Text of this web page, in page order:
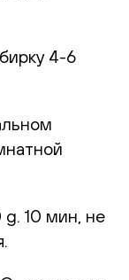
4-6
10 мин, не